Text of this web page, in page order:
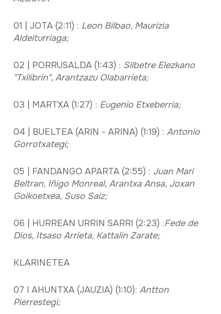
01 | JOTA (2:11) : Leon Bilbao, Maurizia
Aldeiturriaga;
02 | PORRUSALDA (1:43) : Silbetre Elezkano
"Txilibrin", Arantzazu Olabarrieta;
03 | MARTXA (1:27) : Eugenio Etxeberria;
04 | BUELTEA (ARIN - ARINA) (1:19) : Antonio
Gorrotxategi;
05 | FANDANGO APARTA (2:55) : Juan Mari
Beltran, Iñigo Monreal, Arantxa Ansa, Joxan
Goikoetxea, Suso Saiz;
06 | HURREAN URRIN SARRI (2:23) :Fede de
Dios, Itsaso Arrieta, Kattalin Zarate;
KLARINETEA
07 I AHUNTXA (JAUZIA) (1:10): Antton
Pierrestegi;